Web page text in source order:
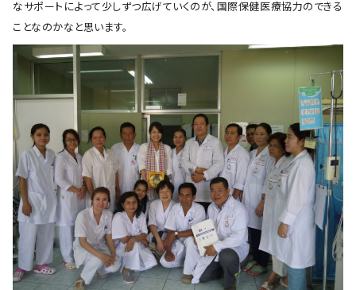
なサポートによって少しずつ広げていくのが、国際保健医療協力のできる
ことなのかなと思います。